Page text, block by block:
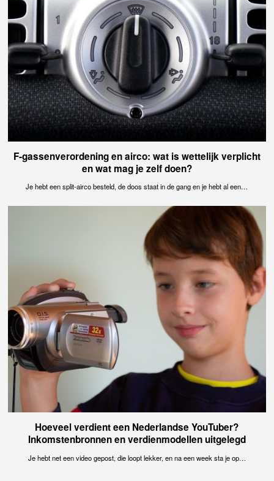
F-gassenverordening en airco: wat is wettelijk verplicht
en wat mag je zelf doen?
Je hebt een split-airco besteld, de doos staat in de gang en je hebt al een…
Hoeveel verdient een Nederlandse YouTuber?
Inkomstenbronnen en verdienmodellen uitgelegd
Je hebt net een video gepost, die loopt lekker, en na een week sta je op…